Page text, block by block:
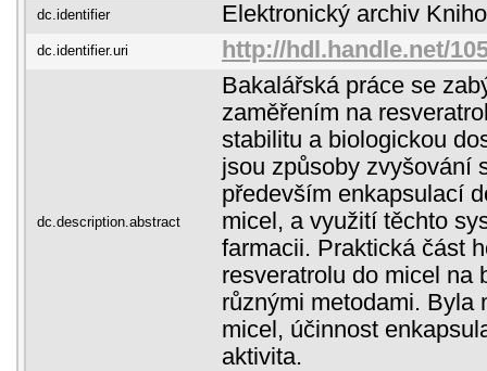
dc.identifier Elektronický archiv
dc.identifier.uri http://hdl.handle.net/
dc.description.abstract
Bakalářská práce se
zaměřením na
stabilitu a biologickou
jsou způsoby zvyšování
především enkapsulací
micel, a využití těchto
farmacii. Praktická část
resveratrolu do micel na
různými metodami. Byla
micel, účinnost
aktivita.